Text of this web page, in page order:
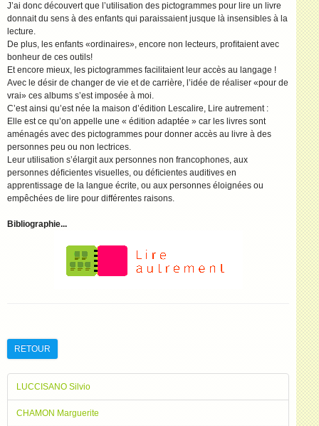
J’ai donc découvert que l’utilisation des pictogrammes pour lire un livre
donnait du sens à des enfants qui paraissaient jusque là insensibles à la
lecture.
De plus, les enfants «ordinaires», encore non lecteurs, proﬁtaient avec
bonheur de ces outils!
Et encore mieux, les pictogrammes facilitaient leur accès au langage !
Avec le désir de changer de vie et de carrière, l’idée de réaliser «pour de
vrai» ces albums s’est imposée à moi.
C’est ainsi qu’est née la maison d’édition Lescalire, Lire autrement :
Elle est ce qu’on appelle une « édition adaptée » car les livres sont
aménagés avec des pictogrammes pour donner accès au livre à des
personnes peu ou non lectrices.
Leur utilisation s’élargit aux personnes non francophones, aux
personnes déﬁcientes visuelles, ou déﬁcientes auditives en
apprentissage de la langue écrite, ou aux personnes éloignées ou
empêchées de lire pour différentes raisons.
Bibliographie...
RETOUR
LUCCISANO Silvio
CHAMON Marguerite